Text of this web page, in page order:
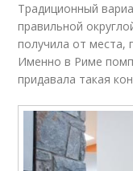
Традиционный
правильной
получила от места,
Именно в Риме
придавала такая